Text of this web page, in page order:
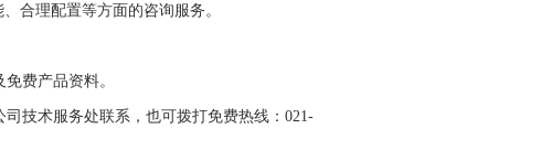
合理配置等方面的咨询服务。
费产品资料。
技术服务处联系，也可拨打免费热线：021-